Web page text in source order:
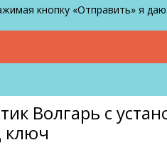
кнопку «Отправить» я даю
Волгарь с
ключ